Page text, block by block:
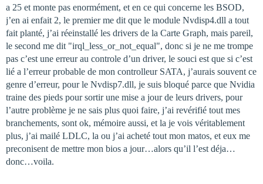
a 25 et monte pas enormément, et en ce qui concerne les BSOD,
j’en ai enfait 2, le premier me dit que le module Nvdisp4.dll a tout
fait planté, j’ai réeinstallé les drivers de la Carte Graph, mais pareil,
le second me dit "irql_less_or_not_equal", donc si je ne me trompe
pas c’est une erreur au controle d’un driver, le souci est que si c’est
lié a l’erreur probable de mon controlleur SATA, j’aurais souvent ce
genre d’erreur, pour le Nvdisp7.dll, je suis bloqué parce que Nvidia
traine des pieds pour sortir une mise a jour de leurs drivers, pour
l’autre problème je ne sais plus quoi faire, j’ai revérifié tout mes
branchements, sont ok, mémoire aussi, et la je vois véritablement
plus, j’ai mailé LDLC, la ou j’ai acheté tout mon matos, et eux me
preconisent de mettre mon bios a jour…alors qu’il l’est déja…
donc…voila.